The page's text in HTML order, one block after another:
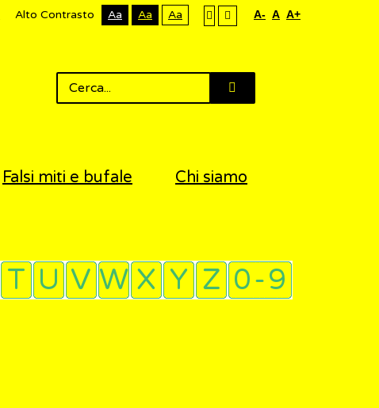
Alto Contrasto Aa Aa Aa A- A A+
Falsi miti e bufale Chi siamo